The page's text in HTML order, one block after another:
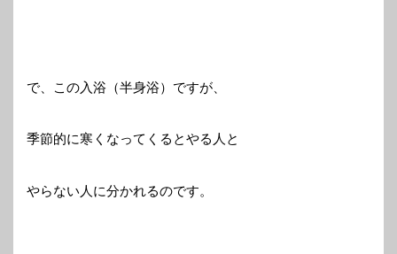
で、この入浴（半身浴）ですが、
季節的に寒くなってくるとやる人と
やらない人に分かれるのです。